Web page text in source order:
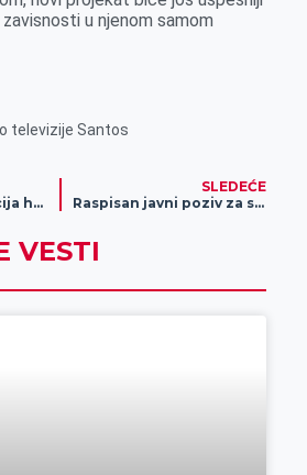
u njenom samom
televizije Santos
U ponedeljak sanacija havarija na raskrsnici Skadarske i Tamiške ulice
SLEDEĆE
Raspisan javni poziv za sufinansiranje mera energetske sanacije porodičnih kuća i stanova na teritoriji grada Zrenjanina za 2024. godinu
VESTI